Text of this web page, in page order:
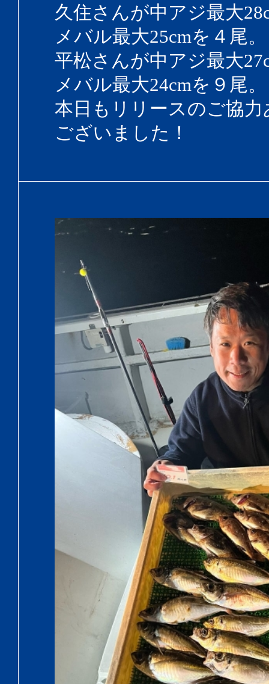
久住さんが中アジ最大
メバル最大25cmを４
平松さんが中アジ最大
メバル最大24cmを９
本日もリリースのご協
ございました！